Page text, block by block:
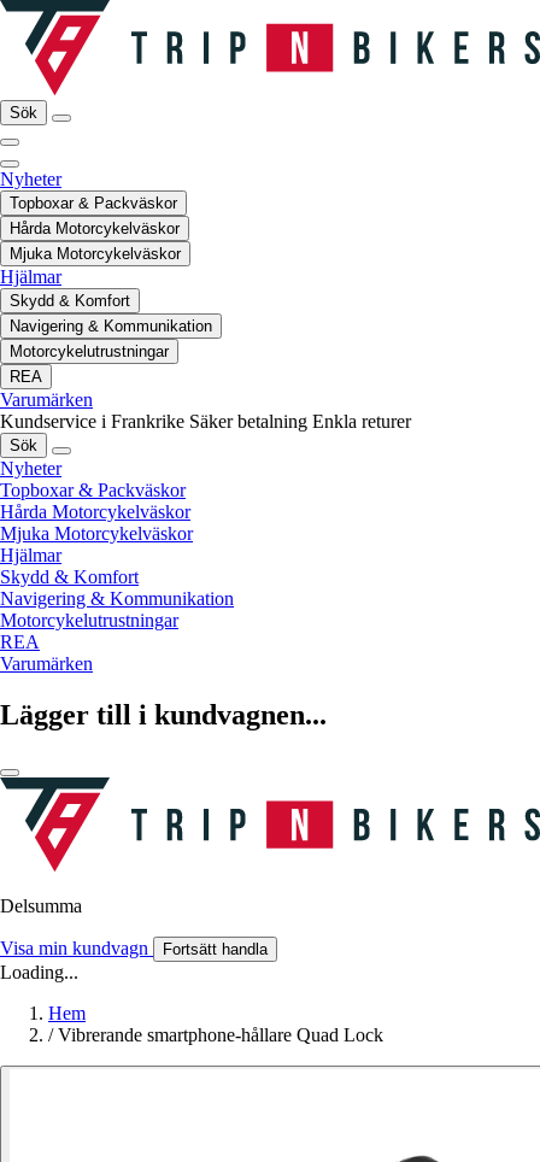
Sök
Nyheter
Topboxar & Packväskor
Hårda Motorcykelväskor
Mjuka Motorcykelväskor
Hjälmar
Skydd & Komfort
Navigering & Kommunikation
Motorcykelutrustningar
REA
Varumärken
Kundservice i Frankrike Säker betalning Enkla returer
Sök
Nyheter
Topboxar & Packväskor
Hårda Motorcykelväskor
Mjuka Motorcykelväskor
Hjälmar
Skydd & Komfort
Navigering & Kommunikation
Motorcykelutrustningar
REA
Varumärken
Lägger till i kundvagnen...
Delsumma
Visa min kundvagn Fortsätt handla
Loading...
Hem
/ Vibrerande smartphone-hållare Quad Lock